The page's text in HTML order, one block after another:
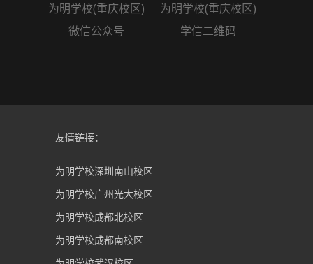
为明学校(重庆校区)
微信公众号
为明学校(重庆校区)
学信二维码
友情链接：
为明学校深圳南山校区
为明学校广州光大校区
为明学校成都北校区
为明学校成都南校区